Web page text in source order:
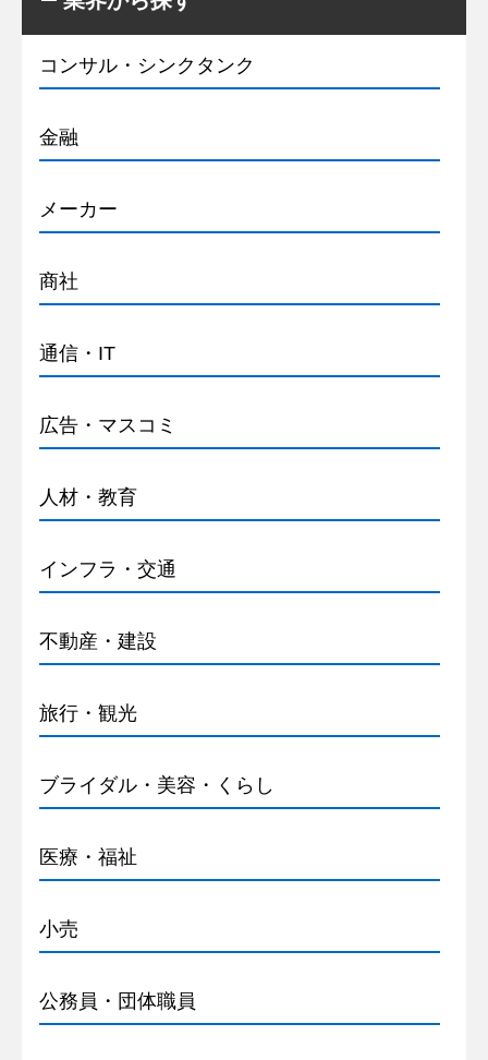
コンサル・シンクタンク
金融
メーカー
商社
通信・IT
広告・マスコミ
人材・教育
インフラ・交通
不動産・建設
旅行・観光
ブライダル・美容・くらし
医療・福祉
小売
公務員・団体職員